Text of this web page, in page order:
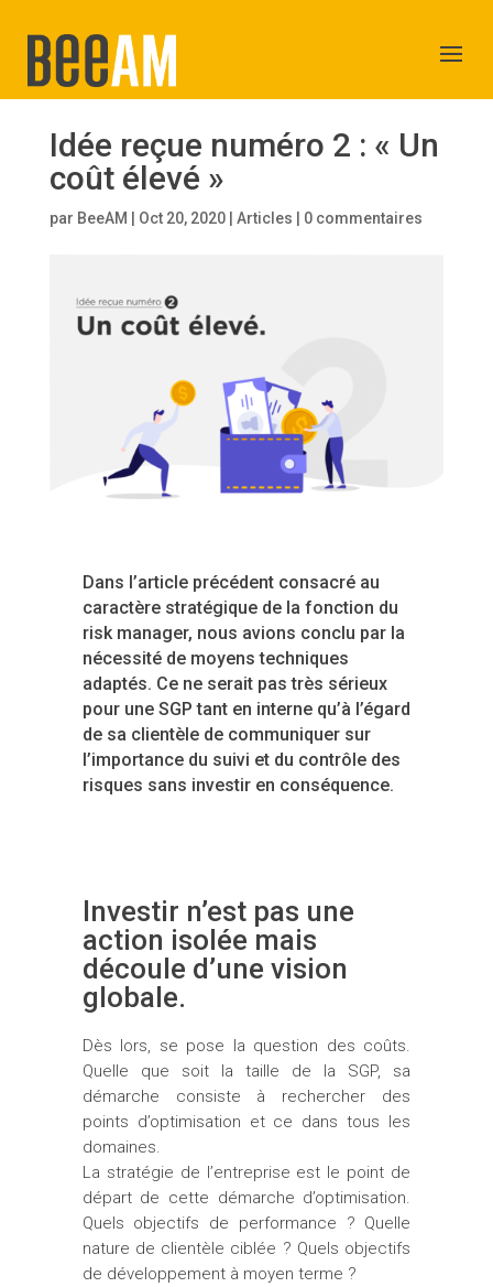
Idée reçue numéro 2 : « Un
coût élevé »
par BeeAM Oct 20, 2020| Articles 0 commentaires
Dans l’article précédent consacré au
caractère stratégique de la fonction du
risk manager, nous avions conclu par la
nécessité de moyens techniques
adaptés. Ce ne serait pas très sérieux
pour une SGP tant en interne qu’à l’égard
de sa clientèle de communiquer sur
l’importance du suivi et du contrôle des
risques sans investir en conséquence.
Investir n’est pas une
action isolée mais
découle d’une vision
globale.
Dès lors, se pose la question des coûts.
Quelle que soit la taille de la SGP, sa
démarche consiste à rechercher des
points d’optimisation et ce dans tous les
domaines.
La stratégie de l’entreprise est le point de
départ de cette démarche d’optimisation.
Quels objectifs de performance ? Quelle
nature de clientèle ciblée ? Quels objectifs
de développement à moyen terme ?